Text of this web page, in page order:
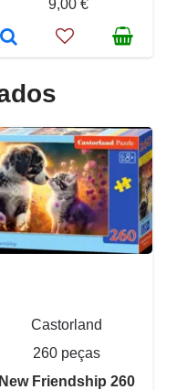
9,00 €
Castorland
260 peças
New Friendship 260